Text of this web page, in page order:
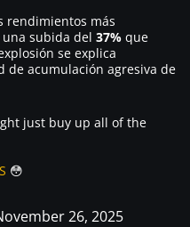
rendimientos más
subida del 37% que
se explica
acumulación agresiva de
just buy up all of the
😳
26, 2025